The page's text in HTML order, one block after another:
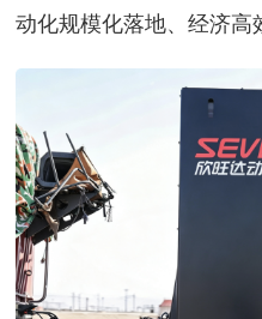
动化规模化落地、经济高